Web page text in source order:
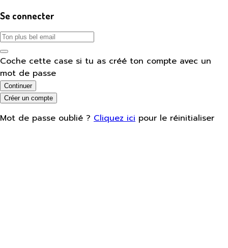
Se connecter
Coche cette case si tu as créé ton compte avec un
mot de passe
Continuer
Créer un compte
Mot de passe oublié ? Cliquez ici pour le réinitialiser